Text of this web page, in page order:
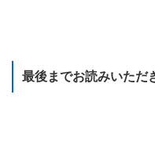
最後までお読みいただ